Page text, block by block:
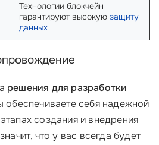
Технологии блокчейн
гарантируют высокую защиту
данных
решения для разработки
обеспечиваете себя надежной
создания и внедрения
что у вас всегда будет